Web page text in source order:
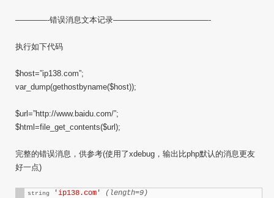
————-错误消息文本记录————————————-
执行如下代码
$host=”ip138.com”;
var_dump(gethostbyname($host));
$url=”http://www.baidu.com/”;
$html=file_get_contents($url);
完整的错误消息，供参考(使用了xdebug，输出比php默认的消息更友
好一点)
string 'ip138.com' (length=9)